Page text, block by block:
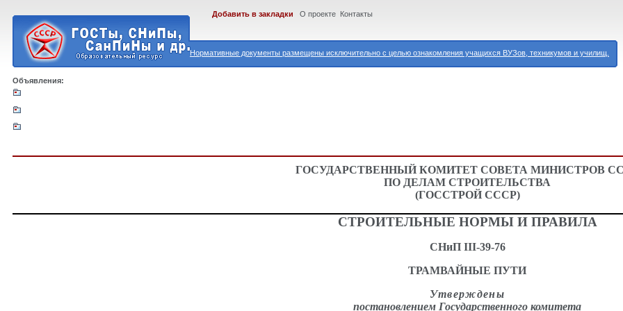
Нормативные документы размещены исключительно с целью ознакомления учащихся ВУЗов, техникумов и училищ.
Добавить в закладки О проекте Контакты
Объявления:
ГОСУДАРСТВЕННЫЙ КОМИТЕТ СОВЕТА МИНИСТРОВ
ПО ДЕЛАМ СТРОИТЕЛЬСТВА
(ГОССТРОЙ СССР)
СТРОИТЕЛЬНЫЕ НОРМЫ И ПРАВИЛА
СНиП III-39-76
ТРАМВАЙНЫЕ ПУТИ
Утверждены
постановлением Государственного комитета